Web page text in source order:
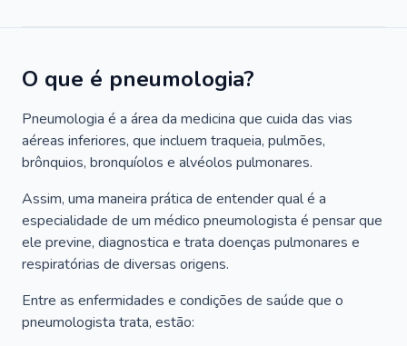
O que é pneumologia?
Pneumologia é a área da medicina que cuida das vias
aéreas inferiores, que incluem traqueia, pulmões,
brônquios, bronquíolos e alvéolos pulmonares.
Assim, uma maneira prática de entender qual é a
especialidade de um médico pneumologista é pensar que
ele previne, diagnostica e trata doenças pulmonares e
respiratórias de diversas origens.
Entre as enfermidades e condições de saúde que o
pneumologista trata, estão: